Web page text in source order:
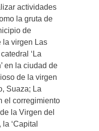
actividades
la gruta de
de
la virgen Las
‘La
en la ciudad de
de la virgen
Suaza; La
el corregimiento
la Virgen del
‘Capital